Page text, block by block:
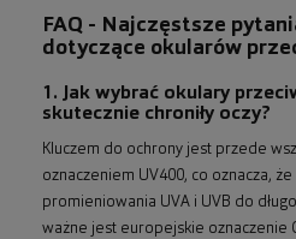
FAQ - Najczęstsze
dotyczące okularów
1. Jak wybrać okulary
skutecznie chroniły oczy?
Kluczem do ochrony jest przede
oznaczeniem UV400, co oznacza,
promieniowania UVA i UVB do
ważne jest europejskie oznaczenie